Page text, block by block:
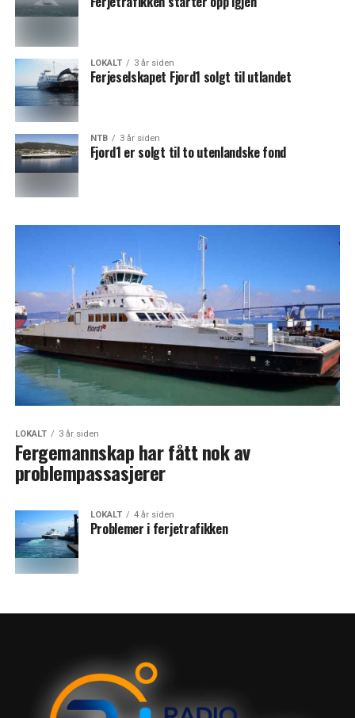
LOKALT 3 år siden
Ferjeselskapet Fjord1 solgt til utlandet
NTB 3 år siden
Fjord1 er solgt til to utenlandske fond
LOKALT 3 år siden
Fergemannskap har fått nok av
problempassasjerer
LOKALT 4 år siden
Problemer i ferjetrafikken